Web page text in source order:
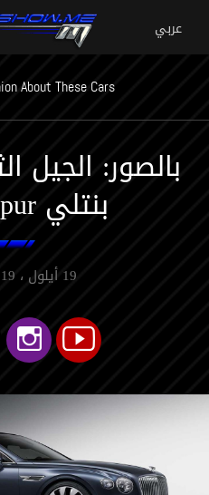
About These Cars
بالصور: الجيل
بنتلي Flying Spur
19 أيلول ، 2019 04:09 م